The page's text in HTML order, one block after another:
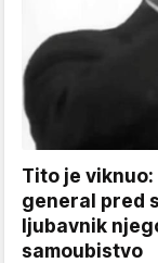
Tito je
general pred
ljubavnik
samoubistvo